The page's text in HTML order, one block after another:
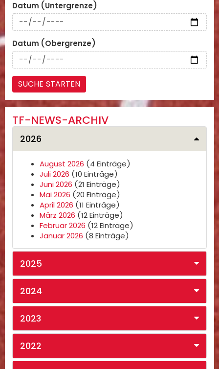
Datum (Untergrenze)
Datum (Obergrenze)
TF-NEWS-ARCHIV
2026
August 2026 (4 Einträge)
Juli 2026 (10 Einträge)
Juni 2026 (21 Einträge)
Mai 2026 (20 Einträge)
April 2026 (11 Einträge)
März 2026 (12 Einträge)
Februar 2026 (12 Einträge)
Januar 2026 (8 Einträge)
2025
2024
2023
2022